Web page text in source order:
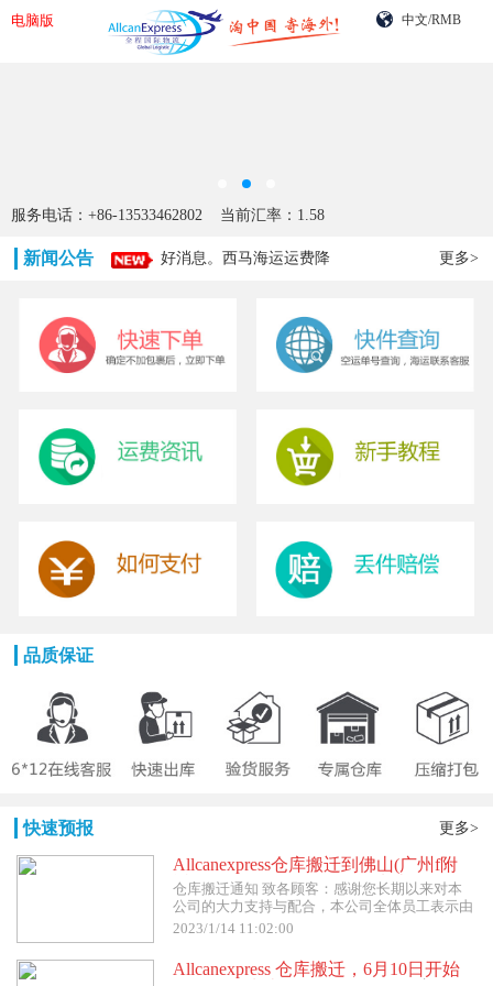
电脑版 中文/RMB
服务电话：+86-13533462802 当前汇率：1.58
新闻公告
好消息。西马海运运费降
更多>
品质保证
快速预报 更多>
Allcanexpress仓库搬迁到佛山(广州f附
近), 1月14日开始更改收货地址。
Allcanexpress仓库搬迁到佛山(广州f附
近), 1月14日开始更改收货地址。
仓库搬迁通知 致各顾客：感谢您长期以来对本
公司的大力支持与配合，本公司全体员工表示由
衷的感谢！因公司搬迁期间给您带来的不便，我
您提供更优质的服务和优势的价格，与您共同发
展，并再次感谢您长期以来给予本公司的支持
2023/1/14 11:02:00
Allcanexpress 仓库搬迁，6月10日开始